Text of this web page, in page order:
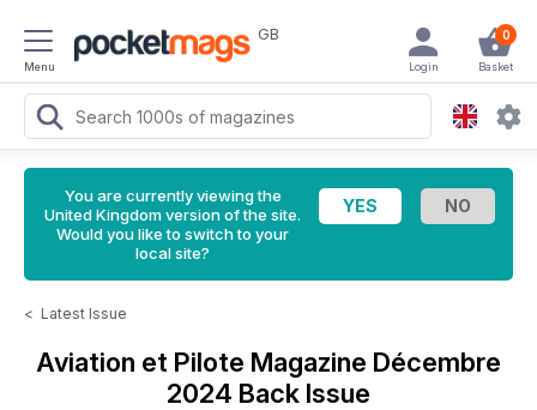
Menu
GB 0
Basket
Login
You are currently viewing the
United Kingdom version of the site.
Would you like to switch to your
local site?
< Latest Issue
Aviation et Pilote Magazine Décembre
2024 Back Issue